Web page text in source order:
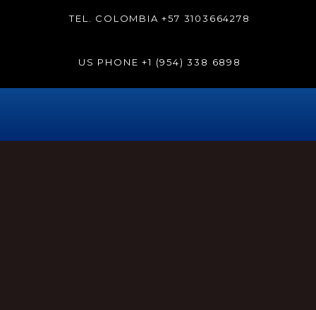
TEL. COLOMBIA+57 3103664278
US PHONE+1 (954) 338 6898